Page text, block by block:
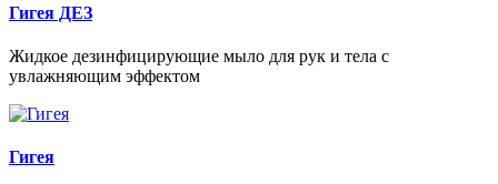
Гигея ДЕЗ
Жидкое дезинфицирующие мыло для рук и тела с
увлажняющим эффектом
Гигея